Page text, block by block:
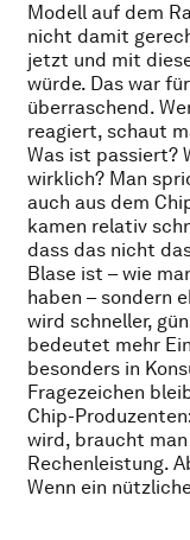
Modell auf dem
nicht damit
jetzt und mit
würde. Das war
überraschend.
reagiert, schaut
Was ist passiert?
wirklich? Man
auch aus dem
kamen relativ
dass das nicht
Blase ist – wie
haben – sondern
wird schneller,
bedeutet mehr
besonders in
Fragezeichen
Chip-
wird, braucht
Rechenleistung.
Wenn ein